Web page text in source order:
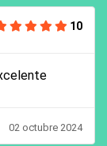
10
02 octubre 2024